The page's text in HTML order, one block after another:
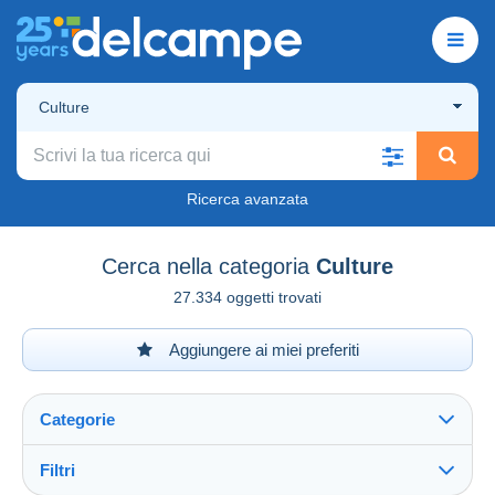
Culture
Ricerca avanzata
Cerca nella categoria Culture
27.334 oggetti trovati
Aggiungere ai miei preferiti
Categorie
Filtri